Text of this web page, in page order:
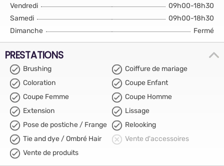
Vendredi
09h00-18h30
Samedi
09h00-18h30
Dimanche
Fermé
PRESTATIONS
Brushing
Coiffure de mariage
Coloration
Coupe Enfant
Coupe Femme
Coupe Homme
Extension
Lissage
Pose de postiche / Frange
Relooking
Tie and dye / Ombré Hair
Vente d'accessoires
Vente de produits